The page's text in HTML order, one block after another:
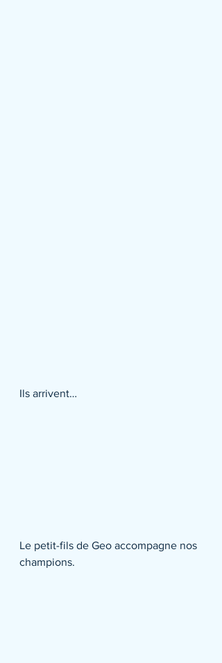
Ils arrivent…
Le petit-fils de Geo accompagne nos
champions.